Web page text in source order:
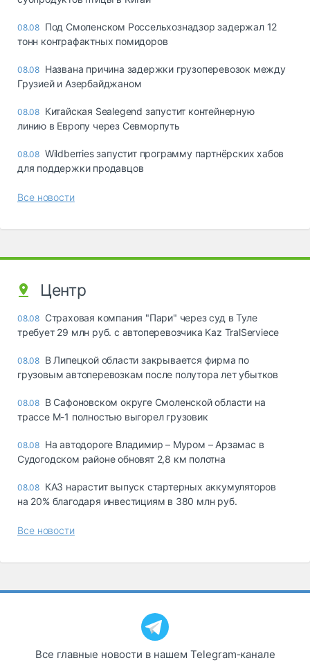
08.08 Под Смоленском Россельхознадзор задержал 12
тонн контрафактных помидоров
08.08 Названа причина задержки грузоперевозок между
Грузией и Азербайджаном
08.08 Китайская Sealegend запустит контейнерную
линию в Европу через Севморпуть
08.08 Wildberries запустит программу партнёрских хабов
для поддержки продавцов
Все новости
Центр
08.08 Страховая компания "Пари" через суд в Туле
требует 29 млн руб. с автоперевозчика Kaz TralServiece
08.08 В Липецкой области закрывается фирма по
грузовым автоперевозкам после полутора лет убытков
08.08 В Сафоновском округе Смоленской области на
трассе М-1 полностью выгорел грузовик
08.08 На автодороге Владимир – Муром – Арзамас в
Судогодском районе обновят 2,8 км полотна
08.08 КАЗ нарастит выпуск стартерных аккумуляторов
на 20% благодаря инвестициям в 380 млн руб.
Все новости
Все главные новости в нашем Telegram‑канале